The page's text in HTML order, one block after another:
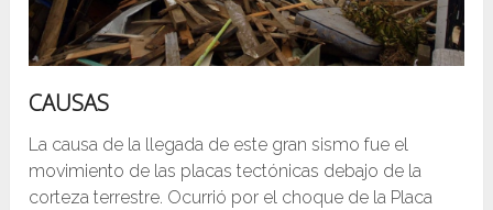
CAUSAS
La causa de la llegada de este gran sismo fue el
movimiento de las placas tectónicas debajo de la
corteza terrestre. Ocurrió por el choque de la Placa